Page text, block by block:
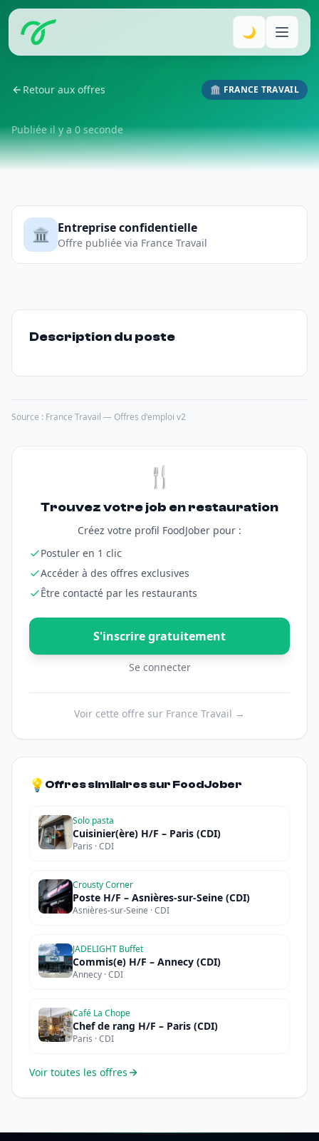
🌙
Retour aux offres 🏛️ FRANCE TRAVAIL
Publiée il y a 0 seconde
🏛️ Entreprise confidentielle
Offre publiée via France Travail
Description du poste
Source : France Travail — Offres d'emploi v2
🍴
Trouvez votre job en restauration
Créez votre profil FoodJober pour :
Postuler en 1 clic
Accéder à des offres exclusives
Être contacté par les restaurants
S'inscrire gratuitement
Se connecter
Voir cette offre sur France Travail →
💡 Offres similaires sur FoodJober
Solo pasta
Cuisinier(ère) H/F – Paris (CDI)
Paris · CDI
Crousty Corner
Poste H/F – Asnières-sur-Seine (CDI)
Asnières-sur-Seine · CDI
JADELIGHT Buffet
Commis(e) H/F – Annecy (CDI)
Annecy · CDI
Café La Chope
Chef de rang H/F – Paris (CDI)
Paris · CDI
Voir toutes les offres